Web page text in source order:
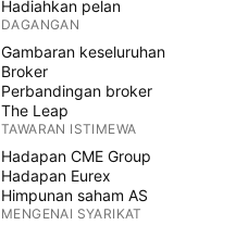
Hadiahkan pelan
DAGANGAN
Gambaran keseluruhan
Broker
Perbandingan broker
The Leap
TAWARAN ISTIMEWA
Hadapan CME Group
Hadapan Eurex
Himpunan saham AS
MENGENAI SYARIKAT